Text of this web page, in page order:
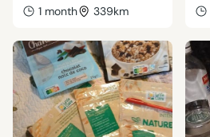
1 month 339km